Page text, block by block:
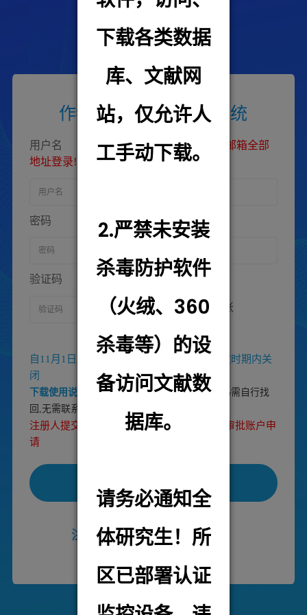
作物科学研究所预约系统
用户名
【若无管理员特意说明，请用邮箱全部
地址登录!】
密码
验证码 【请妥善保存用户密码!】
749 8 换一张
记住用户和密码
自11月1日起，预约系统正常开放，不再特定时期内关
闭
下载使用说明书 找回密码【即日起,账户密码需自行找
回,无需联系管理员】
注册人提交后，请联系本中心主任、或助理审批账户申
请
注册
下载各类数据
库、文献网
站，仅允许人
工手动下载。
2.严禁未安装
杀毒防护软件
（火绒、360
杀毒等）的设
备访问文献数
据库。
请务必通知全
体研究生！所
区已部署认证